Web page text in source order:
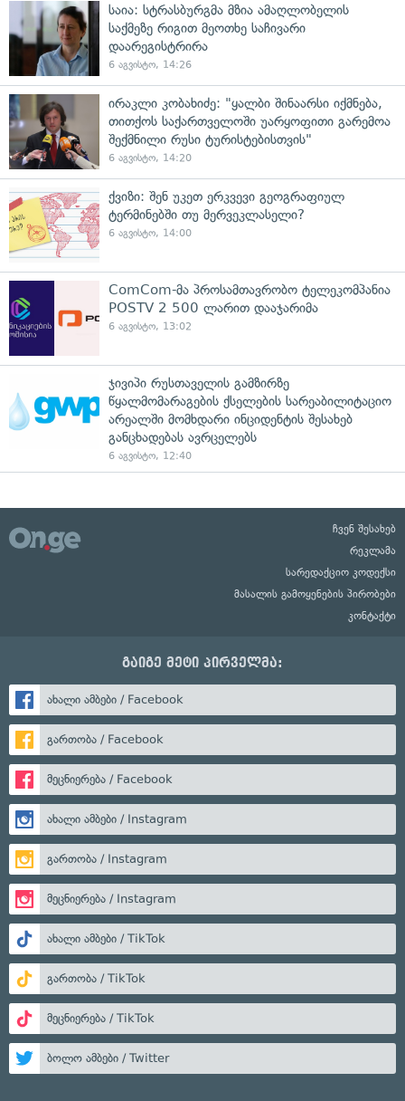
საია: სტრასბურგმა მზია ამაღლობელის
საქმეზე რიგით მეოთხე საჩივარი
დაარეგისტრირა
6 აგვისტო, 14:26
ირაკლი კობახიძე: "ყალბი შინაარსი იქმნება,
თითქოს საქართველოში უარყოფითი გარემოა
შექმნილი რუსი ტურისტებისთვის"
6 აგვისტო, 14:20
ქვიზი: შენ უკეთ ერკვევი გეოგრაფიულ
ტერმინებში თუ მერვეკლასელი?
6 აგვისტო, 14:00
ComCom-მა პროსამთავრობო ტელეკომპანია
POSTV 2 500 ლარით დააჯარიმა
6 აგვისტო, 13:02
ჯივიპი რუსთაველის გამზირზე
წყალმომარაგების ქსელების სარეაბილიტაციო
არეალში მომხდარი ინციდენტის შესახებ
განცხადებას ავრცელებს
6 აგვისტო, 12:40
ჩვენ შესახებ
რეკლამა
სარედაქციო კოდექსი
მასალის გამოყენების პირობები
კონტაქტი
გაიგე მეტი პირველმა:
ახალი ამბები / Facebook
გართობა / Facebook
მეცნიერება / Facebook
ახალი ამბები / Instagram
გართობა / Instagram
მეცნიერება / Instagram
ახალი ამბები / TikTok
გართობა / TikTok
მეცნიერება / TikTok
ბოლო ამბები / Twitter